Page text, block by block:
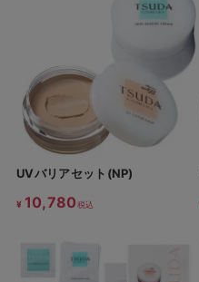
UVバリアセット(NP)
¥ 10,780税込